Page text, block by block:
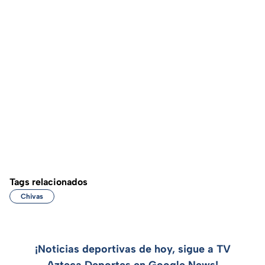
Tags relacionados
Chivas
¡Noticias deportivas de hoy, sigue a TV